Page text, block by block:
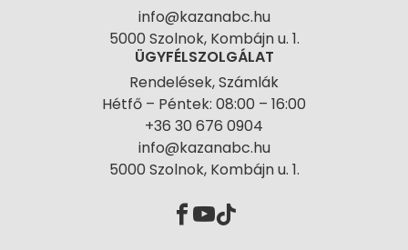
info@kazanabc.hu
5000 Szolnok, Kombájn u. 1.
ÜGYFÉLSZOLGÁLAT
Rendelések, Számlák
Hétfő – Péntek: 08:00 – 16:00
+36 30 676 0904
info@kazanabc.hu
5000 Szolnok, Kombájn u. 1.